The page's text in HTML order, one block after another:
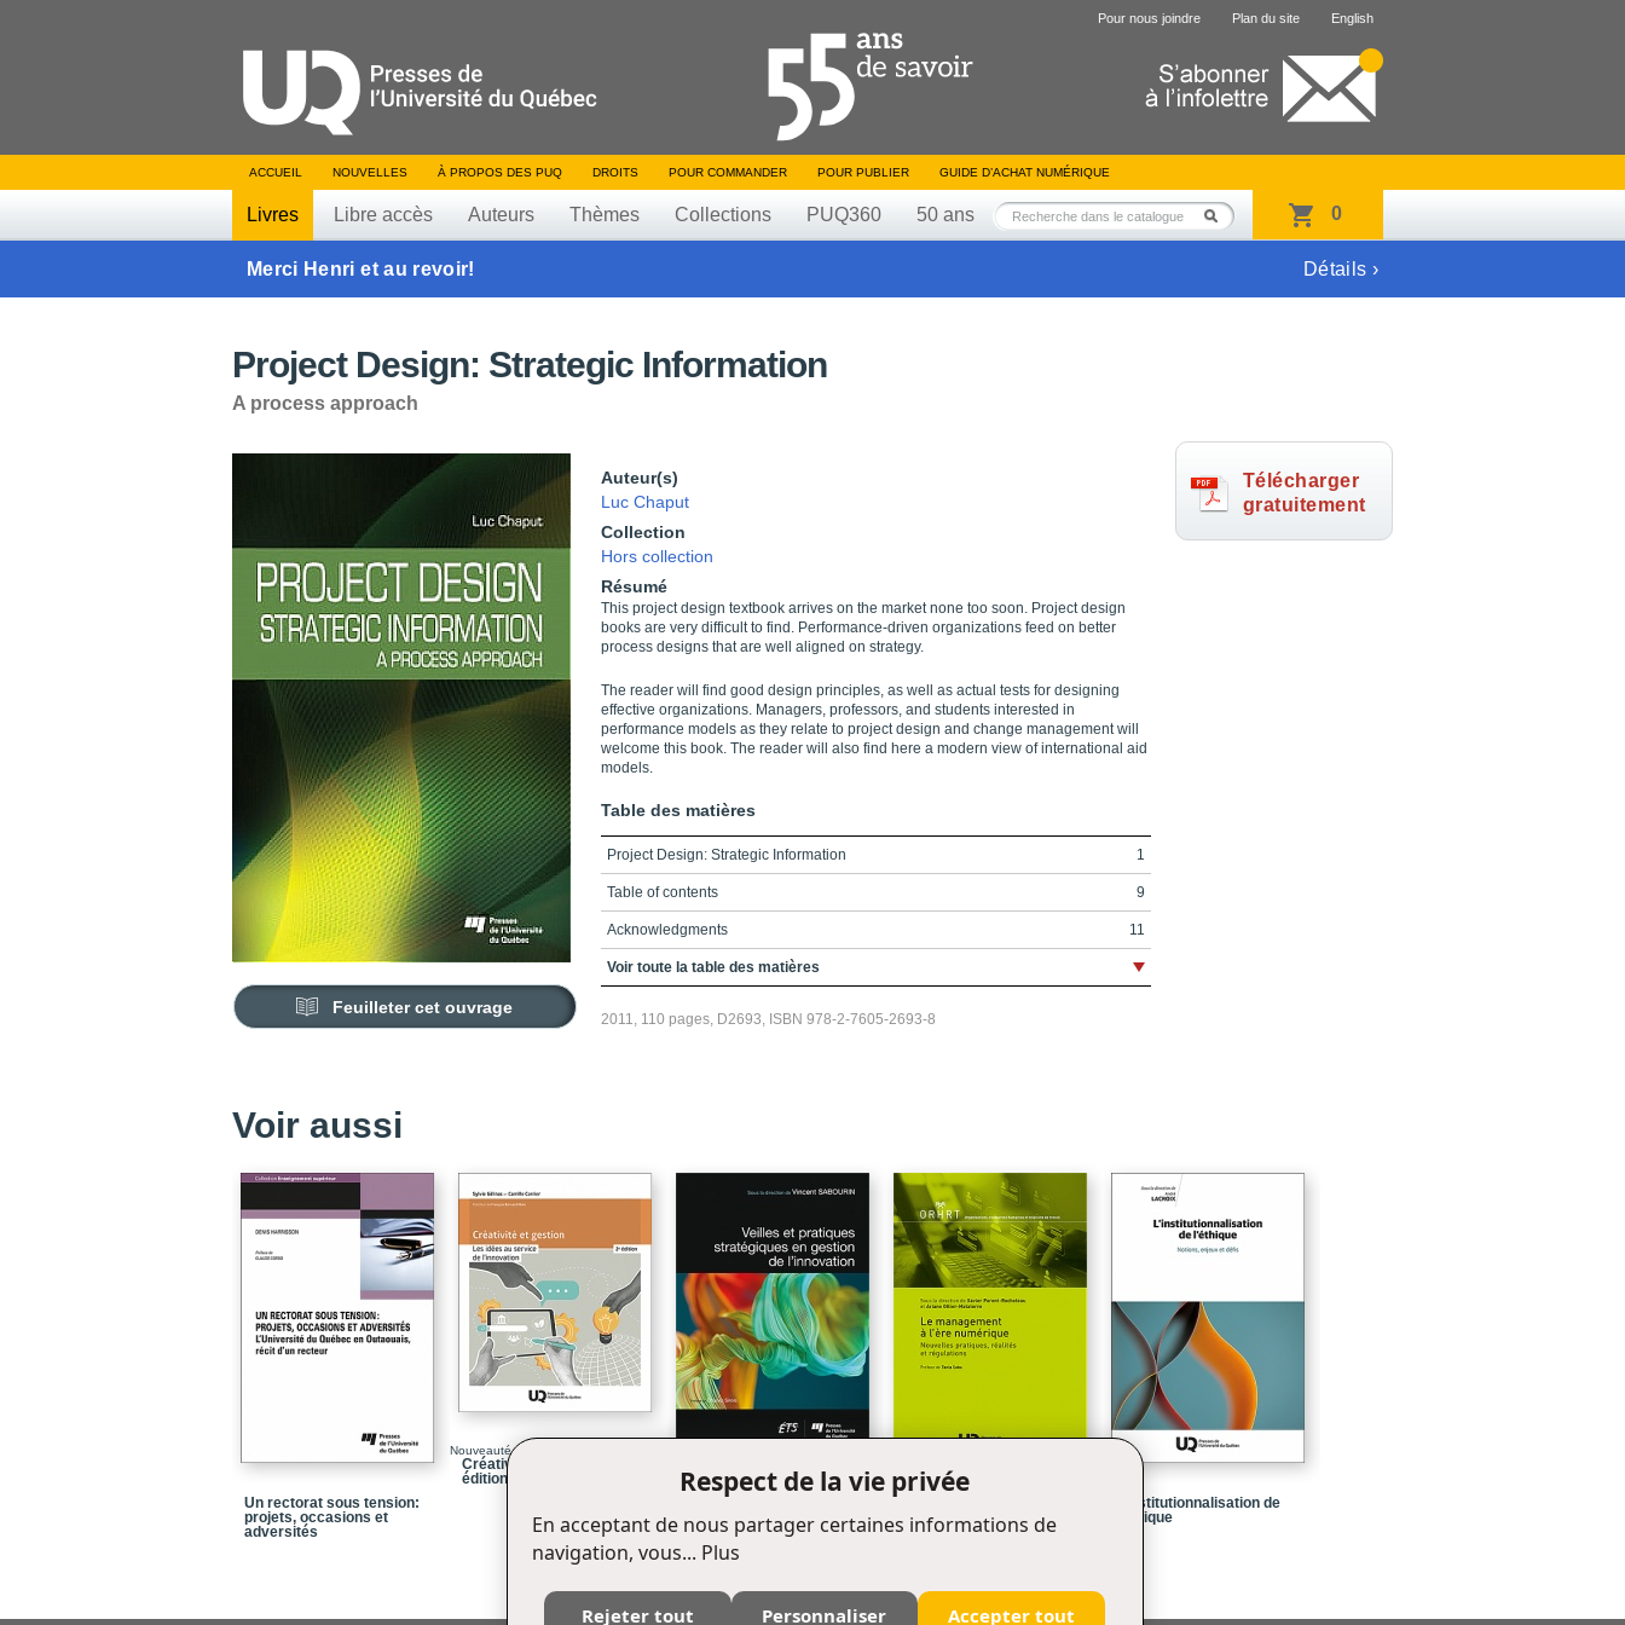
Pour nous joindre Plan du site English
ACCUEIL NOUVELLES À PROPOS DES PUQ DROITS POUR COMMANDER POUR PUBLIER GUIDE D’ACHAT NUMÉRIQUE
Livres Libre accès Auteurs Thèmes Collections PUQ360 50 ans 0
Merci Henri et au revoir! Détails ›
Project Design: Strategic Information
A process approach
Feuilleter cet ouvrage
Auteur(s)
Luc Chaput
Collection
Hors collection
Résumé
This project design textbook arrives on the market none too soon. Project design
books are very difficult to find. Performance-driven organizations feed on better
process designs that are well aligned on strategy.
The reader will find good design principles, as well as actual tests for designing
effective organizations. Managers, professors, and students interested in
performance models as they relate to project design and change management will
welcome this book. The reader will also find here a modern view of international aid
models.
Table des matières
Project Design: Strategic Information 1
Table of contents 9
Acknowledgments 11
Introduction 13
Chapter 6 - Aligning Projects with the Organization’s Strategy 97
Authors
Voir toute la table des matières
2011, 110 pages, D2693, ISBN 978-2-7605-2693-8
Télécharger
gratuitement
Voir aussi
Un rectorat sous tension:
projets, occasions et
adversités
Nouveauté
Créativité et gestion, 2e
édition
Veilles et pratiques
l’innovation
numérique
L’institutionnalisation de
l’éthique
Respect de la vie privée
En acceptant de nous partager certaines informations de
navigation, vous... Plus
Rejeter tout Personnaliser Accepter tout